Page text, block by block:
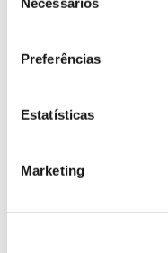
Preferências
Estatísticas
Marketing
subzonobiomas
zonobioma) e o de
Embora um bioma
pelas fronteiras
que o delimita são